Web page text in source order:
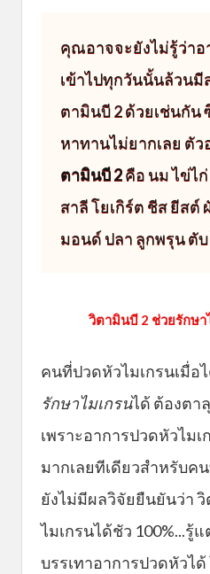
คุณอาจจะยังไม่รู้ว่า
เข้าไปทุกวันนั้นล้วนมี
ตามินบี 2 ด้วยเช่นกัน
หาทานไม่ยากเลย ตัว
ตามินบี 2คือ นม ไข่ไ
สาลี โยเกิร์ต ชีส ยีสต์
มอนด์ ปลา ลูกพรุน ตับ
วิตามินบี 2 ช่วยรักษา
คนที่ปวดหัวไมเกรนเมื่อ
รักษาไมเกรนได้ ต้องตา
เพราะอาการปวดหัวไม
มากเลยทีเดียวสำหรับค
ยังไม่มีผลวิจัยยืนยันว่า
ไมเกรนได้ชัว 100%...รู้
บรรเทาอาการปวดหัวไ